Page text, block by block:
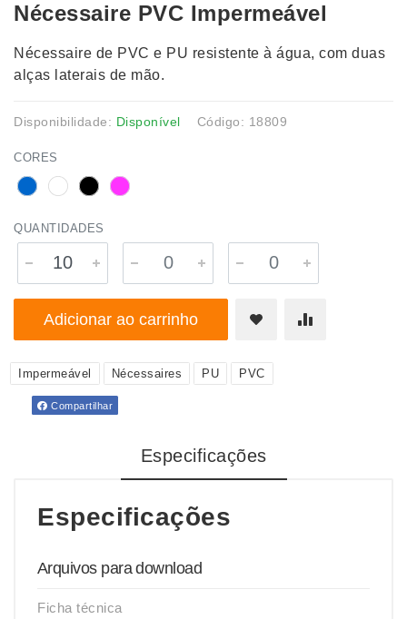
Nécessaire PVC Impermeável
Nécessaire de PVC e PU resistente à água, com duas
alças laterais de mão.
Disponibilidade: Disponível Código: 18809
CORES
QUANTIDADES
Adicionar ao carrinho
Impermeável Nécessaires PU PVC
Compartilhar
Especificações
Especificações
Arquivos para download
Ficha técnica